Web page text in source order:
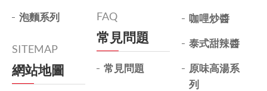
泡麵系列 咖哩炒醬
泰式甜辣醬
原味高湯系
列
FAQ
常見問題
常見問題
SITEMAP
網站地圖